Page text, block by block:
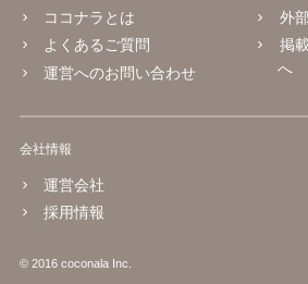
ココナラとは
よくあるご質問
運営へのお問い合わせ
外
掲
へ
会社情報
運営会社
採用情報
© 2016 coconala Inc.